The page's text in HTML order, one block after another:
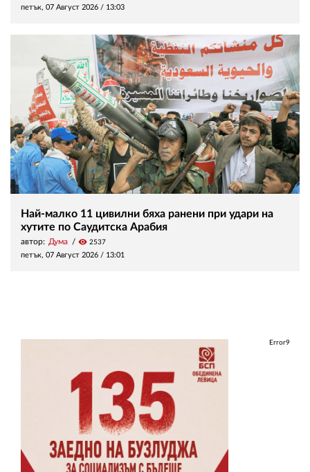
петък, 07 Август 2026 / 13:03
Най-малко 11 цивилни бяха ранени при удари на
хутите по Саудитска Арабия
автор: Дума visibility 2537
петък, 07 Август 2026 / 13:01
Error9